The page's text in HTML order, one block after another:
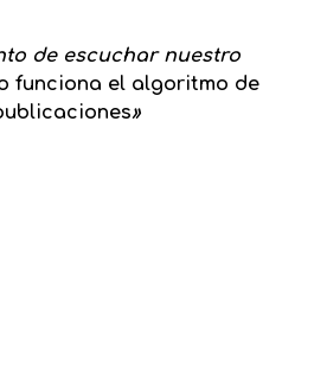
de escuchar nuestro
funciona el algoritmo de
»